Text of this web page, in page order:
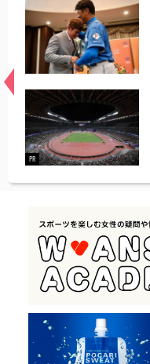
常
PR